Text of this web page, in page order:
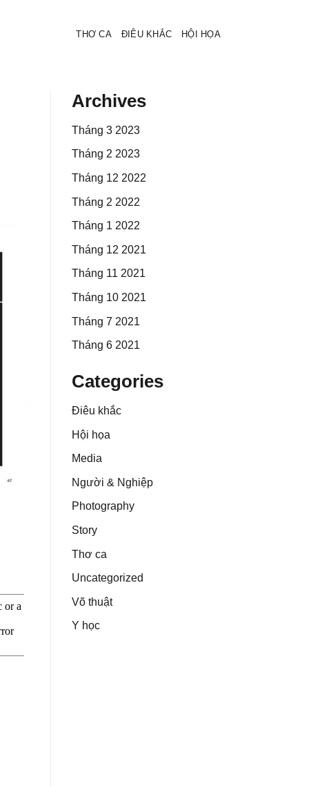
THƠ CA ĐIÊU KHẮC HỘI HỌA
Archives
Tháng 3 2023
Tháng 2 2023
Tháng 12 2022
Tháng 2 2022
Tháng 1 2022
Tháng 12 2021
Tháng 11 2021
Tháng 10 2021
Tháng 7 2021
Tháng 6 2021
Categories
Điêu khắc
Hội họa
Media
Người & Nghiệp
Photography
Story
Thơ ca
Uncategorized
Võ thuật
Y học